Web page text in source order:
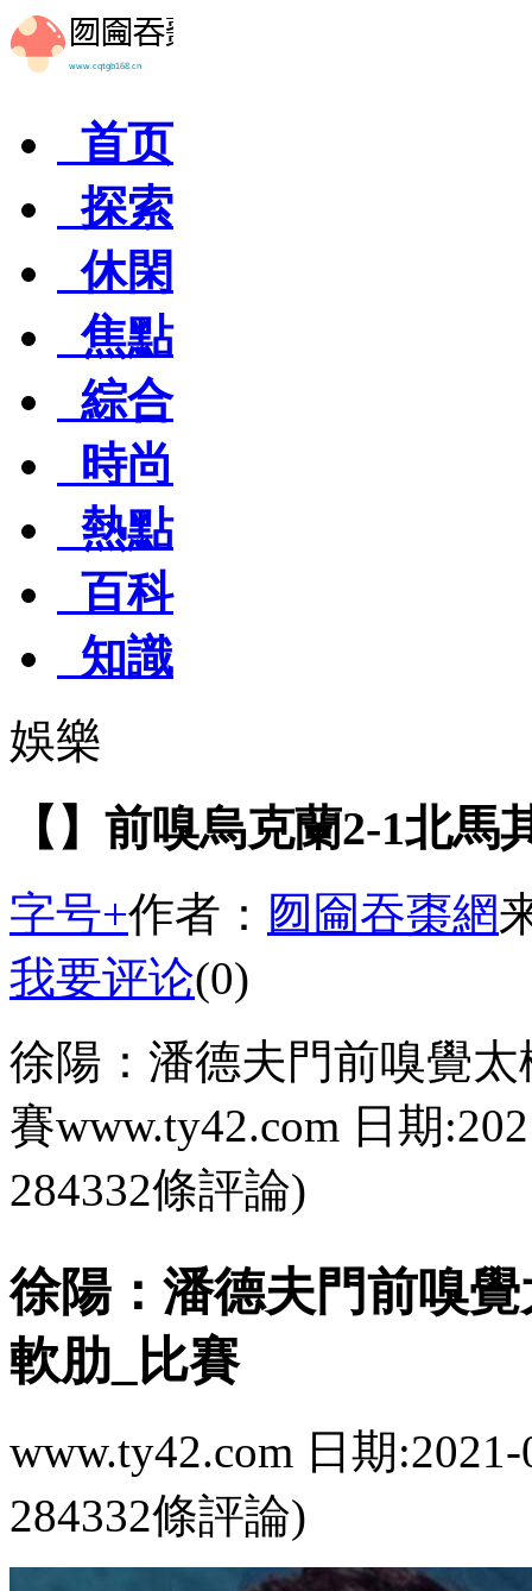
首页
探索
休閑
焦點
綜合
時尚
熱點
百科
知識
娛樂
【】前嗅烏克蘭2-1北馬
字号+作者： 囫圇吞棗網
我要评论(0)
徐陽：潘德夫門前嗅覺
賽www.ty42.com 日期
284332條評論)
徐陽：潘德夫門前
軟肋_比賽
www.ty42.com 日期
284332條評論)